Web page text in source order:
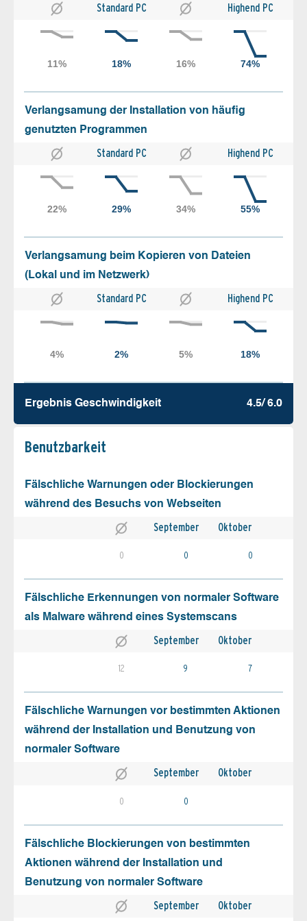
Standard PC Highend PC
Verlangsamung der Installation von häufig
genutzten Programmen
Standard PC Highend PC
Verlangsamung beim Kopieren von Dateien
(Lokal und im Netzwerk)
Standard PC Highend PC
Ergebnis Geschw­indigkeit 4.5/ 6.0
Benutz­barkeit
Fälschliche Warnungen oder Blockierungen
während des Besuchs von Webseiten
September Oktober
0 0 0
Fälschliche Erkennungen von normaler Software
als Malware während eines Systemscans
September Oktober
12 9 7
Fälschliche Warnungen vor bestimmten Aktionen
während der Installation und Benutzung von
normaler Software
September Oktober
0 0
Fälschliche Blockierungen von bestimmten
Aktionen während der Installation und
Benutzung von normaler Software
September Oktober